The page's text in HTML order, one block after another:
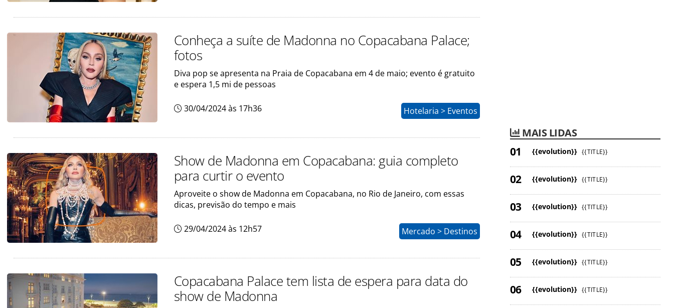
Conheça a suíte de Madonna no Copacabana Palace;
fotos
Diva pop se apresenta na Praia de Copacabana em 4 de maio; evento é gratuito
e espera 1,5 mi de pessoas
30/04/2024 às 17h36 Hotelaria > Eventos
Show de Madonna em Copacabana: guia completo
para curtir o evento
Aproveite o show de Madonna em Copacabana, no Rio de Janeiro, com essas
dicas, previsão do tempo e mais
29/04/2024 às 12h57 Mercado > Destinos
Copacabana Palace tem lista de espera para data do
show de Madonna
MAIS LIDAS
{{evolution}} {{TITLE}}
{{evolution}} {{TITLE}}
{{evolution}} {{TITLE}}
{{evolution}} {{TITLE}}
{{evolution}} {{TITLE}}
{{evolution}} {{TITLE}}